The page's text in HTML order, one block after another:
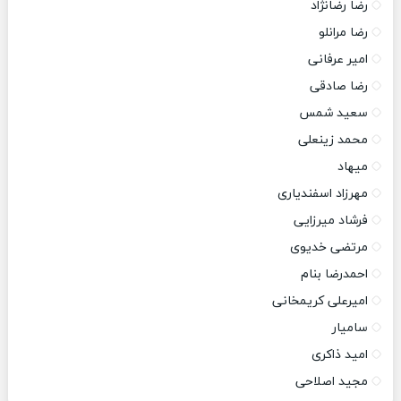
رضا رضانژاد
رضا مرانلو
امیر عرفانی
رضا صادقی
سعید شمس
محمد زینعلی
میهاد
مهرزاد اسفندیاری
فرشاد میرزایی
مرتضی خدیوی
احمدرضا بنام
امیرعلی کریمخانی
سامیار
امید ذاکری
مجید اصلاحی